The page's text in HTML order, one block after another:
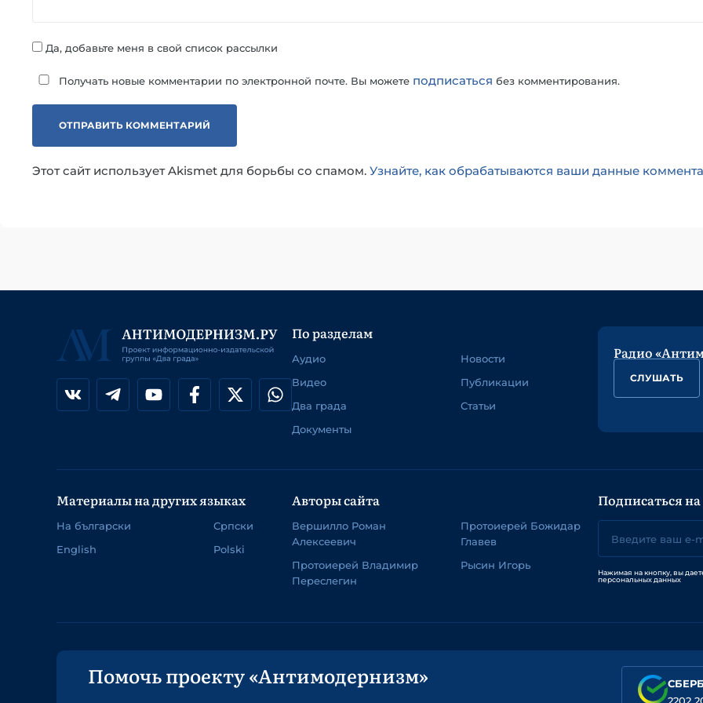
Да, добавьте меня в свой список рассылки
Получать новые комментарии по электронной почте. Вы можете подписаться без комментирования.
Этот сайт использует Akismet для борьбы со спамом. Узнайте, как обрабатываются ваши данные
По разделам
Аудио
Видео
Два града
Документы
Новости
Публикации
Статьи
Радио
СЛУШАТЬ
Материалы на других языках
На български
English
Српски
Polski
Авторы сайта
Вершилло Роман
Алексеевич
Протоиерей Владимир
Переслегин
Протоиерей Божидар
Главев
Рысин Игорь
Подписаться
Нажимая на кнопку, вы
персональных данных
Помочь проекту «Антимодернизм»